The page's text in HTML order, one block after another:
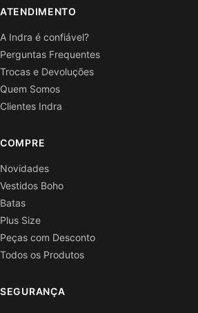
ATENDIMENTO
A Indra é confiável?
Perguntas Frequentes
Trocas e Devoluções
Quem Somos
Clientes Indra
COMPRE
Novidades
Vestidos Boho
Batas
Plus Size
Peças com Desconto
Todos os Produtos
SEGURANÇA